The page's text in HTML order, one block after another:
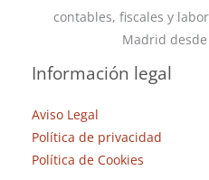
contables, fiscales y
Madrid
Información legal
Aviso Legal
Política de privacidad
Política de Cookies